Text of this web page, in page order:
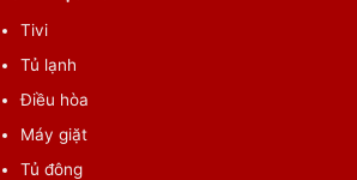
Tivi
Tủ lạnh
Điều hòa
Máy giặt
Tủ đông